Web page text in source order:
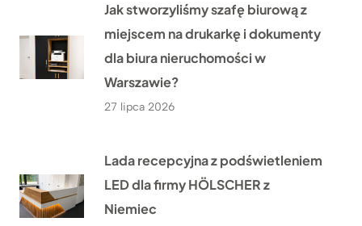
Jak stworzyliśmy szafę biurową z
miejscem na drukarkę i dokumenty
dla biura nieruchomości w
Warszawie?
27 lipca 2026
Lada recepcyjna z podświetleniem
LED dla firmy HÖLSCHER z
Niemiec